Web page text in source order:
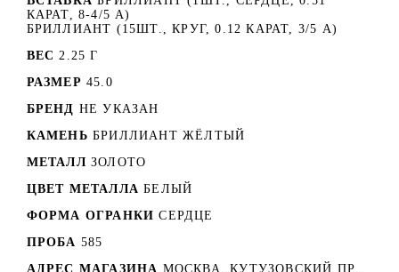
КАРАТ, 8-4/5 А)
БРИЛЛИАНТ (15ШТ., КРУГ, 0.12 КАРАТ, 3/5 А)
ВЕС 2.25 Г
РАЗМЕР 45.0
БРЕНД НЕ УКАЗАН
КАМЕНЬ БРИЛЛИАНТ ЖЁЛТЫЙ
МЕТАЛЛ ЗОЛОТО
ЦВЕТ МЕТАЛЛА БЕЛЫЙ
ФОРМА ОГРАНКИ СЕРДЦЕ
ПРОБА 585
АДРЕС МАГАЗИНА МОСКВА, КУТУЗОВСКИЙ ПР.,